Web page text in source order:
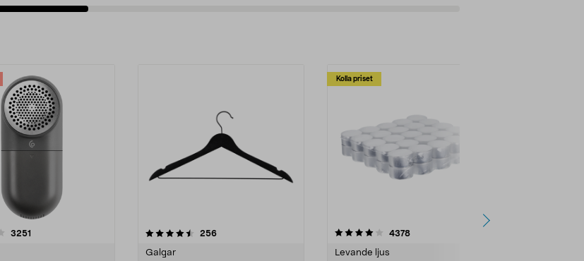
3251
4.5av 5 stjärnor 256recensioner
Galgar
Kolla priset
4.0av 5 stjärnor 4378recensioner
Levande ljus
4.5av 5 stjärnor